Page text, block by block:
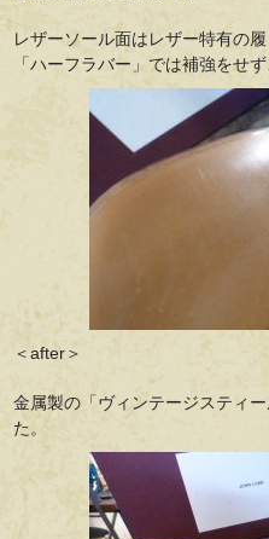
レザーソール面はレザー特有の
「ハーフラバー」では補強をせ
＜after＞
金属製の「ヴィンテージスティ
た。